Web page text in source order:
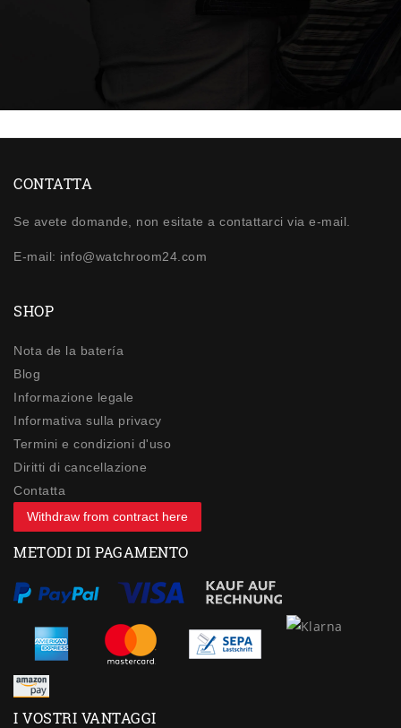
CONTATTA
Se avete domande, non esitate a contattarci via e-mail.
E-mail: info@watchroom24.com
SHOP
Nota de la batería
Blog
Informazione legale
Informativa sulla privacy
Termini e condizioni d'uso
Diritti di cancellazione
Contatta
Withdraw from contract here
METODI DI PAGAMENTO
I VOSTRI VANTAGGI